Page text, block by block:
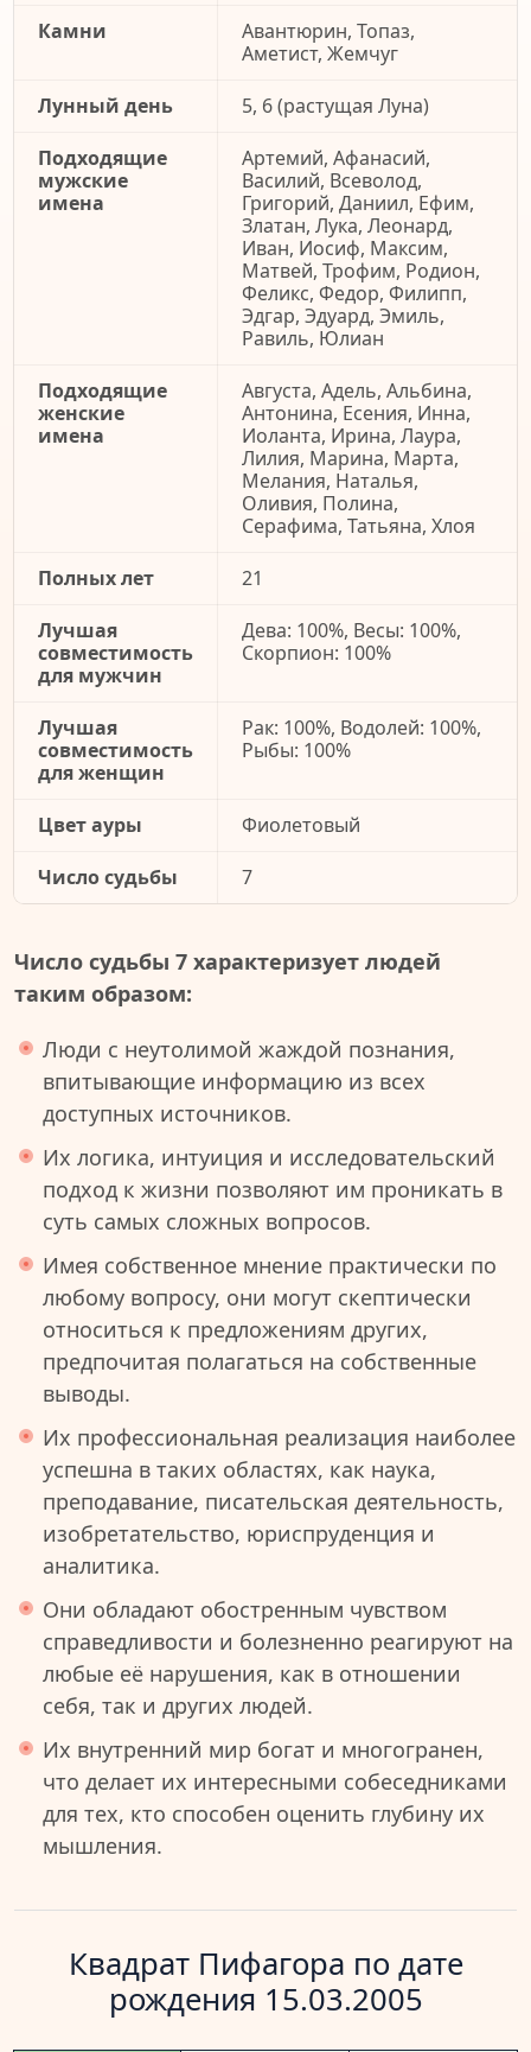
Камни
Авантюрин, Топаз,
Аметист, Жемчуг
Лунный день
5, 6 (растущая Луна)
Подходящие
мужские
имена
Артемий, Афанасий,
Василий, Всеволод,
Григорий, Даниил, Ефим,
Златан, Лука, Леонард,
Иван, Иосиф, Максим,
Матвей, Трофим, Родион,
Феликс, Федор, Филипп,
Эдгар, Эдуард, Эмиль,
Равиль, Юлиан
Подходящие
женские
имена
Августа, Адель, Альбина,
Антонина, Есения, Инна,
Иоланта, Ирина, Лаура,
Лилия, Марина, Марта,
Мелания, Наталья,
Оливия, Полина,
Серафима, Татьяна, Хлоя
Полных лет
21
Лучшая
совместимость
для мужчин
Дева: 100%, Весы: 100%,
Скорпион: 100%
Лучшая
совместимость
для женщин
Рак: 100%, Водолей: 100%,
Рыбы: 100%
Цвет ауры
Фиолетовый
Число судьбы
7
Число судьбы 7 характеризует людей
таким образом:
Люди с неутолимой жаждой познания,
впитывающие информацию из всех
доступных источников.
Их логика, интуиция и исследовательский
подход к жизни позволяют им проникать в
суть самых сложных вопросов.
Имея собственное мнение практически по
любому вопросу, они могут скептически
относиться к предложениям других,
предпочитая полагаться на собственные
выводы.
Их профессиональная реализация наиболее
успешна в таких областях, как наука,
преподавание, писательская деятельность,
изобретательство, юриспруденция и
аналитика.
Они обладают обостренным чувством
справедливости и болезненно реагируют на
любые её нарушения, как в отношении
себя, так и других людей.
Их внутренний мир богат и многогранен,
что делает их интересными собеседниками
для тех, кто способен оценить глубину их
мышления.
Квадрат Пифагора по дате
рождения 15.03.2005